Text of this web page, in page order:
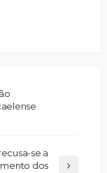
se a
dos